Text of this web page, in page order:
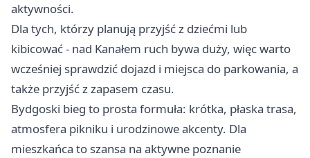
aktywności.
Dla tych, którzy planują przyjść z dziećmi lub
kibicować - nad Kanałem ruch bywa duży, więc warto
wcześniej sprawdzić dojazd i miejsca do parkowania, a
także przyjść z zapasem czasu.
Bydgoski bieg to prosta formuła: krótka, płaska trasa,
atmosfera pikniku i urodzinowe akcenty. Dla
mieszkańca to szansa na aktywne poznanie